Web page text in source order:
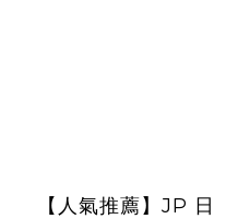
【人氣推薦】JP 日